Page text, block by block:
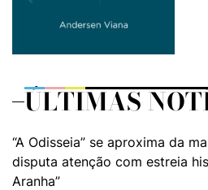
ÚLTIMAS
“A Odisseia” se aproxima da
disputa atenção com estreia
Aranha”